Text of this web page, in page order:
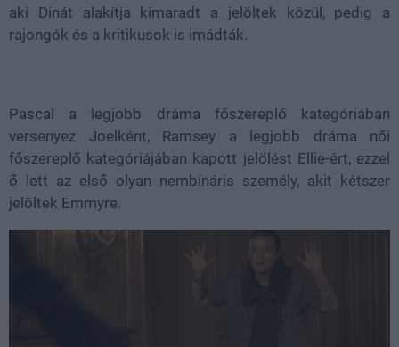
aki Dinát alakítja kimaradt a jelöltek közül, pedig a
rajongók és a kritikusok is imádták.
Pascal a legjobb dráma főszereplő kategóriában
versenyez Joelként, Ramsey a legjobb dráma női
főszereplő kategóriájában kapott jelölést Ellie-ért, ezzel
ő lett az első olyan nembináris személy, akit kétszer
jelöltek Emmyre.